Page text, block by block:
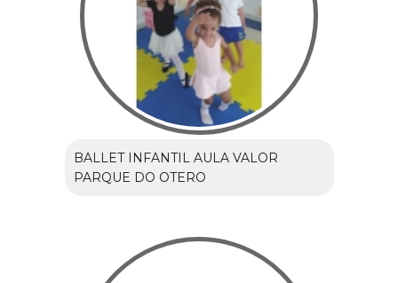
BALLET INFANTIL AULA VALOR
PARQUE DO OTERO